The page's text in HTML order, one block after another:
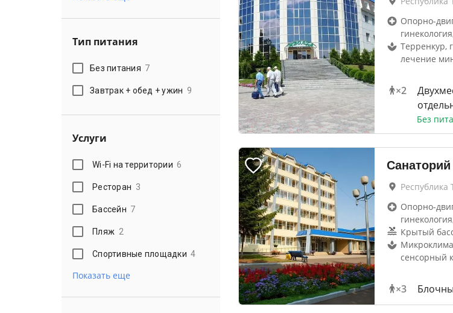
Тип питания
Без питания 7
Завтрак + обед + ужин 9
Услуги
Wi-Fi на территории 6
Ресторан 3
Бассейн 7
Пляж 2
Спортивные площадки 4
Показать еще
Опорно-
Терренкур,
лечение
×2
Без
Республика
Опорно-
Крытый
сенсорный
×3